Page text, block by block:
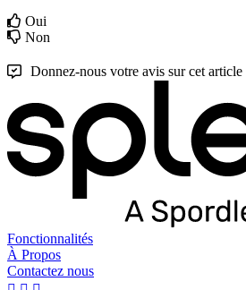
Oui
Non
Donnez-nous votre avis sur cet article
Fonctionnalités
À Propos
Contactez nous